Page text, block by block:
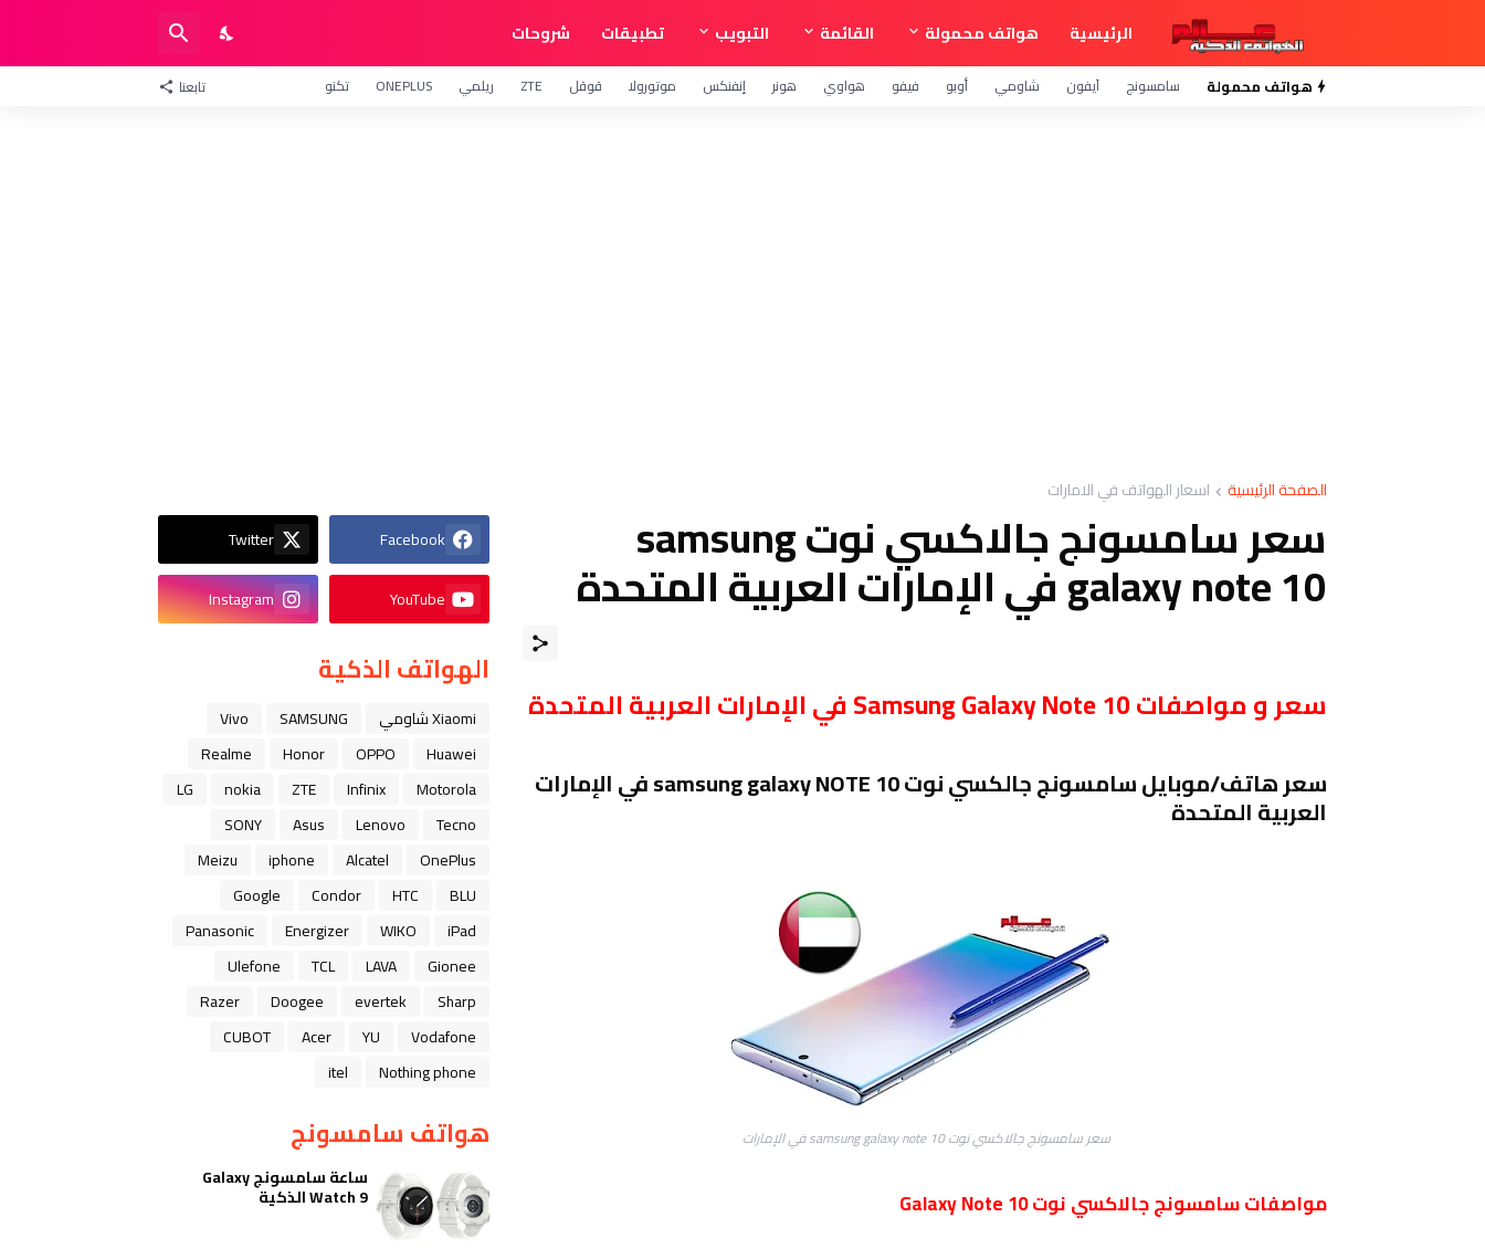
الرئيسية هواتف محمولة القائمة التبويب تطبيقات شروحات
هواتف محمولة سامسونج آيفون شاومي أوبو فيفو هواوي هونر إنفنكس موتورولا قوقل ZTE ريلمي ONEPLUS تكنو تابعنا
الصفحة الرئيسية اسعار الهواتف في الامارات
سعر سامسونج جالاكسي نوت samsung
galaxy note 10 في الإمارات العربية المتحدة
سعر و مواصفات Samsung Galaxy Note 10 في الإمارات العربية المتحدة
سعر هاتف/موبايل سامسونج جالكسي نوت samsung galaxy NOTE 10 في الإمارات
العربية المتحدة
سعر سامسونج جالاكسي نوت samsung galaxy note 10 في الإمارات
مواصفات سامسونج جالاكسي نوت Galaxy Note 10
Facebook
Twitter
YouTube
Instagram
الهواتف الذكية
Xiaomi شاومي SAMSUNG
Vivo
Huawei
OPPO
Honor
Realme
Motorola
Infinix
ZTE
nokia
LG
Tecno
Lenovo
Asus
SONY
OnePlus
Alcatel
iphone
Meizu
BLU
HTC
Condor
Google
iPad
WIKO
Energizer
Panasonic
Gionee
LAVA
TCL
Ulefone
Sharp
evertek
Doogee
Razer
Vodafone
YU
Acer
CUBOT
Nothing phone
itel
هواتف سامسونج
ساعة سامسونج Galaxy
Watch 9 الذكية